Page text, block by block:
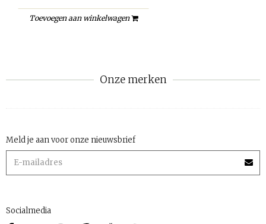
Toevoegen aan winkelwagen
Onze merken
Meld je aan voor onze nieuwsbrief
Socialmedia